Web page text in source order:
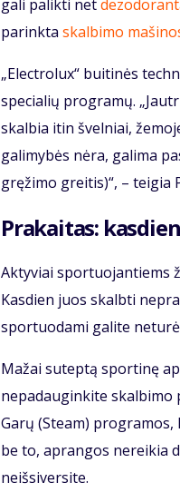
gali palikti net
parinkta skalbimo
„Electrolux“ buitinės
specialių programų.
skalbia itin švelniai,
galimybės nėra, galima
gręžimo greitis)“, – teigia
Prakaitas:
Aktyviai sportuojantiems
Kasdien juos skalbti
sportuodami galite
Mažai suteptą sportinę
nepadauginkite skalbimo
Garų (Steam)
be to, aprangos nereikia
neišsiversite.